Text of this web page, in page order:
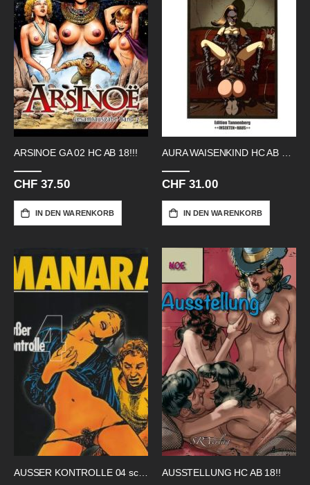
ARSINOE GA 02 HC AB 18!!!
CHF 37.50
IN DEN WARENKORB
AURA WAISENKIND HC AB 18!!
CHF 31.00
IN DEN WARENKORB
AUSSER KONTROLLE 04 schwarz-weiss AUSSTELLUNG HC AB 18!!